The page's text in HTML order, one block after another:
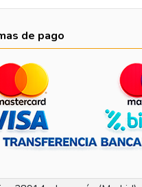
de pago